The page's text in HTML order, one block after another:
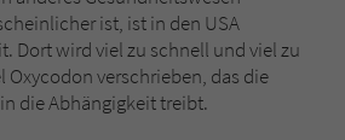
ist, ist in den USA
Dort wird viel zu schnell und viel zu
verschrieben, das die
die Abhängigkeit treibt.